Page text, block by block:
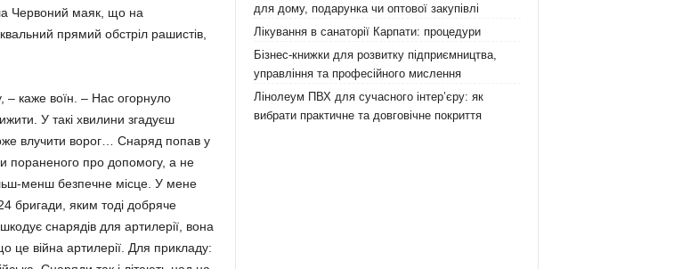
Чер­воний маяк, що на
прямий об­стріл рашистів,
– каже воїн. – Нас огорнуло
У такі хви­ли­ни згадуєш
влучити ворог… Снаряд по­пав у
по­раненого про допомогу, а не
менш без­печне місце. У мене
бригади, яким тоді добряче
снарядів для арти­ле­рії, вона
це війна артилерії. Для прик­ладу:
для дому, подарунка чи оптової закупівлі
Лікування в санаторії Карпати: процедури
Бізнес-книжки для розвитку підприємництва,
управління та професійного мислення
Лінолеум ПВХ для сучасного інтер’єру: як
вибрати практичне та довговічне покриття